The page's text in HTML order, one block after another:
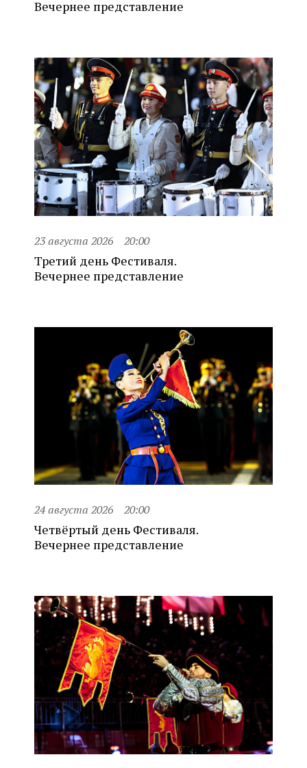
Вечернее представление
23 августа 2026 20:00
Третий день Фестиваля.
Вечернее представление
24 августа 2026 20:00
Четвёртый день Фестиваля.
Вечернее представление